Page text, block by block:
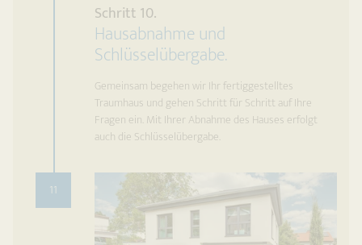
Schritt 10.
Hausabnahme und
Schlüsselübergabe.
Gemeinsam begehen wir Ihr fertiggestelltes
Traumhaus und gehen Schritt für Schritt auf Ihre
Fragen ein. Mit Ihrer Abnahme des Hauses erfolgt
auch die Schlüsselübergabe.
11